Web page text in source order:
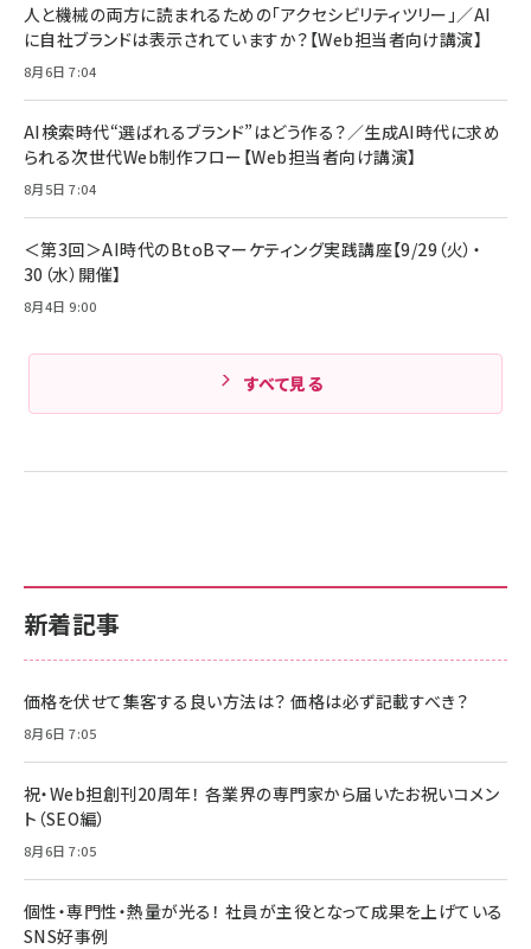
組織の成果を最大化する ルールのデザイン
￥1,980
Amazonランキングをもっと見る
技術基準適合】ブラック
￥5,990
ケーブル Anker絡まないケーブル 240W 結束バン
ド付き USB PD対応 シリコン素材採用 iPhone
17 / 16 / 15 / Galaxy iPad Pro MacBook
Pro/Air 各種対応 (1.8m ミッドナイトブラック)
￥1,890
サッポロ 生ビール 黒ラベル 350ml 缶 24本 ビー
ル ケース買い【6/30応募〆切! 黒ラベルビヤセラー
￥4,857
新着記事
価格を伏せて集客する良い方法は？ 価格は必ず記載すべき？
8月6日 7:05
祝・Web担創刊20周年！ 各業界の専門家から届いたお祝いコメン
ト（SEO編）
8月6日 7:05
個性・専門性・熱量が光る！ 社員が主役となって成果を上げている
SNS好事例
人と機械の両方に読まれるための「アクセシビリティツリー」／AI
に自社ブランドは表示されていますか？【Web担当者向け講演】
8月6日 7:04
AI検索時代“選ばれるブランド”はどう作る？／生成AI時代に求め
られる次世代Web制作フロー【Web担当者向け講演】
8月5日 7:04
＜第3回＞AI時代のBtoBマーケティング実践講座【9/29（火）・
30（水）開催】
8月4日 9:00
すべて見る